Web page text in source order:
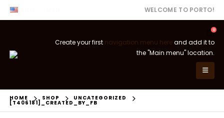
WELCOME TO PORTO!
0
Create your first navigation menu hereand add it to
the "Main menu" location.
HOME SHOP UNCATEGORIZED
[T406181]_CREATED_BY_FB